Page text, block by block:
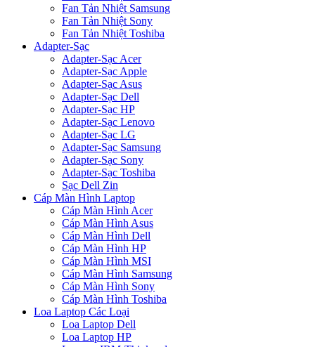
Fan Tản Nhiệt Samsung
Fan Tản Nhiệt Sony
Fan Tản Nhiệt Toshiba
Adapter-Sạc
Adapter-Sạc Acer
Adapter-Sạc Apple
Adapter-Sạc Asus
Adapter-Sạc Dell
Adapter-Sạc HP
Adapter-Sạc Lenovo
Adapter-Sạc LG
Adapter-Sạc Samsung
Adapter-Sạc Sony
Adapter-Sạc Toshiba
Sạc Dell Zin
Cáp Màn Hình Laptop
Cáp Màn Hình Acer
Cáp Màn Hình Asus
Cáp Màn Hình Dell
Cáp Màn Hình HP
Cáp Màn Hình MSI
Cáp Màn Hình Samsung
Cáp Màn Hình Sony
Cáp Màn Hình Toshiba
Loa Laptop Các Loại
Loa Laptop Dell
Loa Laptop HP